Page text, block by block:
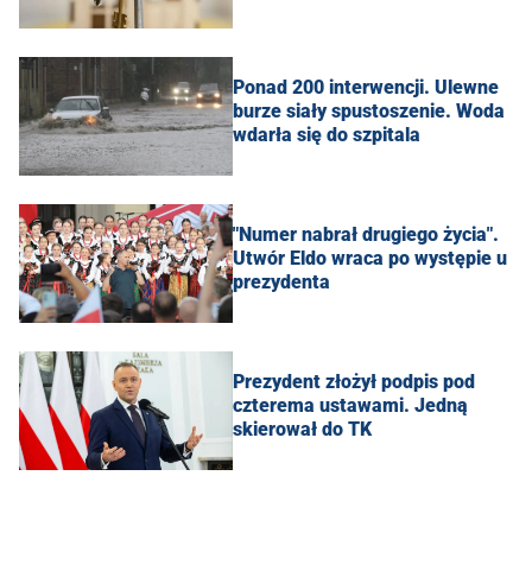
Ponad 200 interwencji. Ulewne
burze siały spustoszenie. Woda
wdarła się do szpitala
"Numer nabrał drugiego życia".
Utwór Eldo wraca po występie u
prezydenta
Prezydent złożył podpis pod
czterema ustawami. Jedną
skierował do TK